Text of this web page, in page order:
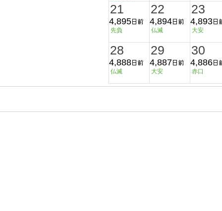
21
4,895
先負
22
4,894
仏滅
23
4,893
大安
28
4,888
仏滅
29
4,887
大安
30
4,886
赤口